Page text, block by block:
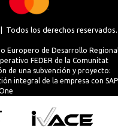
Todos los derechos reservados.
Europero de Desarrollo
FEDER de la Comunitat
de una subvención y proyecto:
integral de la empresa con SAP